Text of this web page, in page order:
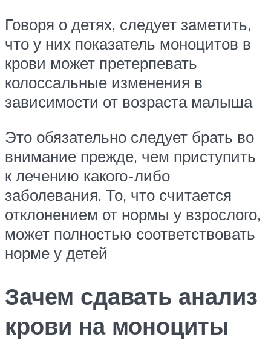
Говоря о детях, следует заметить,
что у них показатель моноцитов в
крови может претерпевать
колоссальные изменения в
зависимости от возраста малыша
Это обязательно следует брать во
внимание прежде, чем приступить
к лечению какого-либо
заболевания. То, что считается
отклонением от нормы у взрослого,
может полностью соответствовать
норме у детей
Зачем сдавать анализ
крови на моноциты